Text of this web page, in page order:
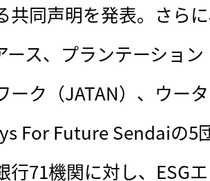
共同声明を発表。さら
ース、プランテーショ
ーク（JATAN）、ウー
For Future Sendaiの5
行71機関に対し、ESG